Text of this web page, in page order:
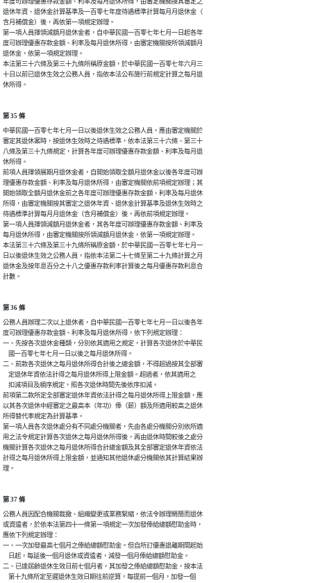
年度可辦理優惠存款金額、利率及每月退休所得，由審定機關按其審定之
退休年資、退休金計算基準及一百零七年度待遇標準計算每月月退休金（
含月補償金）後，再依第一項規定辦理。
第一項人員擇領減額月退休金者，自中華民國一百零七年七月一日起各年
度可辦理優惠存款金額、利率及每月退休所得，由審定機關按所領減額月
退休金，依第一項規定辦理。
本法第三十六條及第三十九條所稱原金額，於中華民國一百零七年六月三
十日以前已退休生效之公務人員，指依本法公布施行前規定計算之每月退
休所得。
第 35 條
中華民國一百零七年七月一日以後退休生效之公務人員，應由審定機關於
審定其退休案時，按退休生效時之待遇標準，依本法第三十六條、第三十
八條及第三十九條規定，計算各年度可辦理優惠存款金額、利率及每月退
休所得。
前項人員擇領展期月退休金者，自開始領取全額月退休金以後各年度可辦
理優惠存款金額、利率及每月退休所得，由審定機關依前項規定辦理；其
開始領取全額月退休金前之各年度可辦理優惠存款金額、利率及每月退休
所得，由審定機關按其審定之退休年資、退休金計算基準及退休生效時之
待遇標準計算每月月退休金（含月補償金）後，再依前項規定辦理。
第一項人員擇領減額月退休金者，其各年度可辦理優惠存款金額、利率及
每月退休所得，由審定機關按所領減額月退休金，依第一項規定辦理。
本法第三十六條及第三十九條所稱原金額，於中華民國一百零七年七月一
日以後退休生效之公務人員，指依本法第二十七條至第二十九條計算之月
退休金及按年息百分之十八之優惠存款利率計算後之每月優惠存款利息合
計數。
第 36 條
公務人員辦理二次以上退休者，自中華民國一百零七年七月一日以後各年
度可辦理優惠存款金額、利率及每月退休所得，依下列規定辦理：
一、先按各次退休金種類，分別依其適用之規定，計算各次退休於中華民
    國一百零七年七月一日以後之每月退休所得。
二、前款各次退休之每月退休所得合計後之總金額，不得超過按其全部審
    定退休年資依法計得之每月退休所得上限金額。超過者，依其適用之
    扣減項目及順序規定，照各次退休時間先後依序扣減。
前項第二款所定全部審定退休年資依法計得之每月退休所得上限金額，應
以其各次退休中經審定之最高本（年功）俸（薪）額及所適用較高之退休
所得替代率規定為計算基準。
第一項人員各次退休處分有不同處分機關者，先由各處分機關分別依所適
用之法令規定計算各次退休之每月退休所得後，再由退休時間較後之處分
機關計算各次退休之每月退休所得合計總金額及其全部審定退休年資依法
計得之每月退休所得上限金額，並通知其他退休處分機關依其計算結果辦
理。
第 37 條
公務人員因配合機關裁撤、組織變更或業務緊縮，依法令辦理精簡而退休
或資遣者，於依本法第四十一條第一項規定一次加發俸給總額慰助金時，
應依下列規定辦理：
一、一次加發最高七個月之俸給總額慰助金。但自所訂優惠退離期間起始
    日起，每延後一個月退休或資遣者，減發一個月俸給總額慰助金。
二、已達屆齡退休生效日前七個月者，其加發之俸給總額慰助金，按本法
    第十九條所定至遲退休生效日期往前逆算，每提前一個月，加發一個